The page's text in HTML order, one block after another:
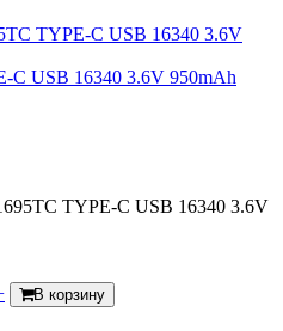
C USB 16340 3.6V 950mAh
TYPE-C USB 16340 3.6V
В корзину